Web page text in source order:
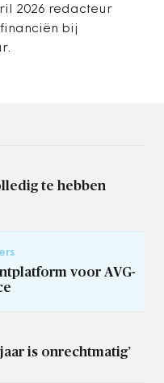
2026 redacteur
bij
te hebben
voor AVG-
is onrechtmatig’